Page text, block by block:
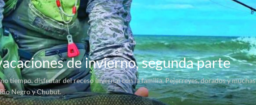
de invierno, segunda parte
tiempo, disfrutar del receso invernal con la familia. Pejerreyes, dorados y muchas
Negro y Chubut.